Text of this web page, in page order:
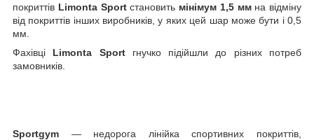
покриттів Limonta Sportстановить мінімум 1,5 ммна відміну
від покриттів інших виробників, у яких цей шар може бути і 0,5
мм.
Фахівці Limonta Sportгнучко підійшли до різних потреб
замовників.
Sportgym — недорога лінійка спортивних покриттів,